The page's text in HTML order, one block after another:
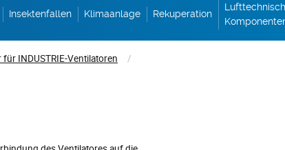
Insektenfallen Klimaanlage Rekuperation
INDUSTRIE-Ventilatoren /